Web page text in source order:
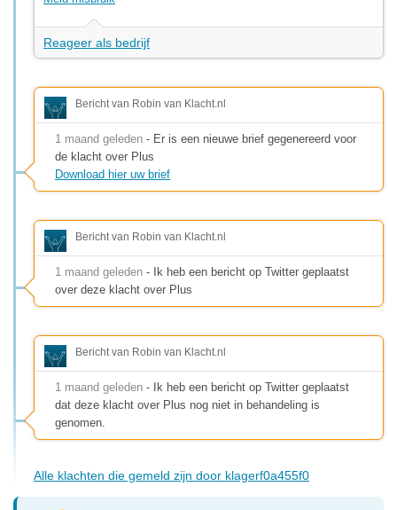
Reageer als bedrijf
Bericht van Robin van Klacht.nl
1 maand geleden - Er is een nieuwe brief gegenereerd voor
de klacht over Plus
Download hier uw brief
Bericht van Robin van Klacht.nl
1 maand geleden - Ik heb een bericht op Twitter geplaatst
over deze klacht over Plus
Bericht van Robin van Klacht.nl
1 maand geleden - Ik heb een bericht op Twitter geplaatst
dat deze klacht over Plus nog niet in behandeling is
genomen.
Alle klachten die gemeld zijn door klagerf0a455f0